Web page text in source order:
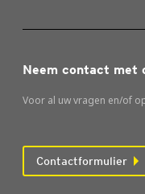
Neem contact met
Voor al uw vragen en/of
Contactformulier